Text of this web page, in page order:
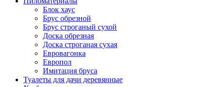
Блок хаус
Брус обрезной
Брус строганый сухой
Доска обрезная
Доска строганая сухая
Евровагонка
Европол
Имитация бруса
Туалеты для дачи деревянные